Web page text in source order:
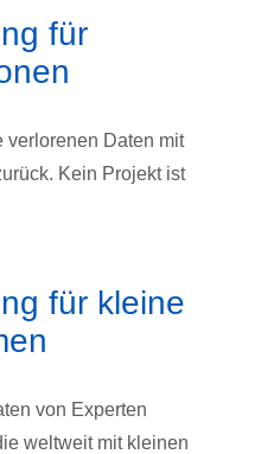
für
verlorenen Daten mit
Kein Projekt ist
für kleine
von Experten
weltweit mit kleinen